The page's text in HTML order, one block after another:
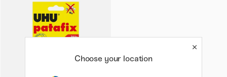
Choose your location